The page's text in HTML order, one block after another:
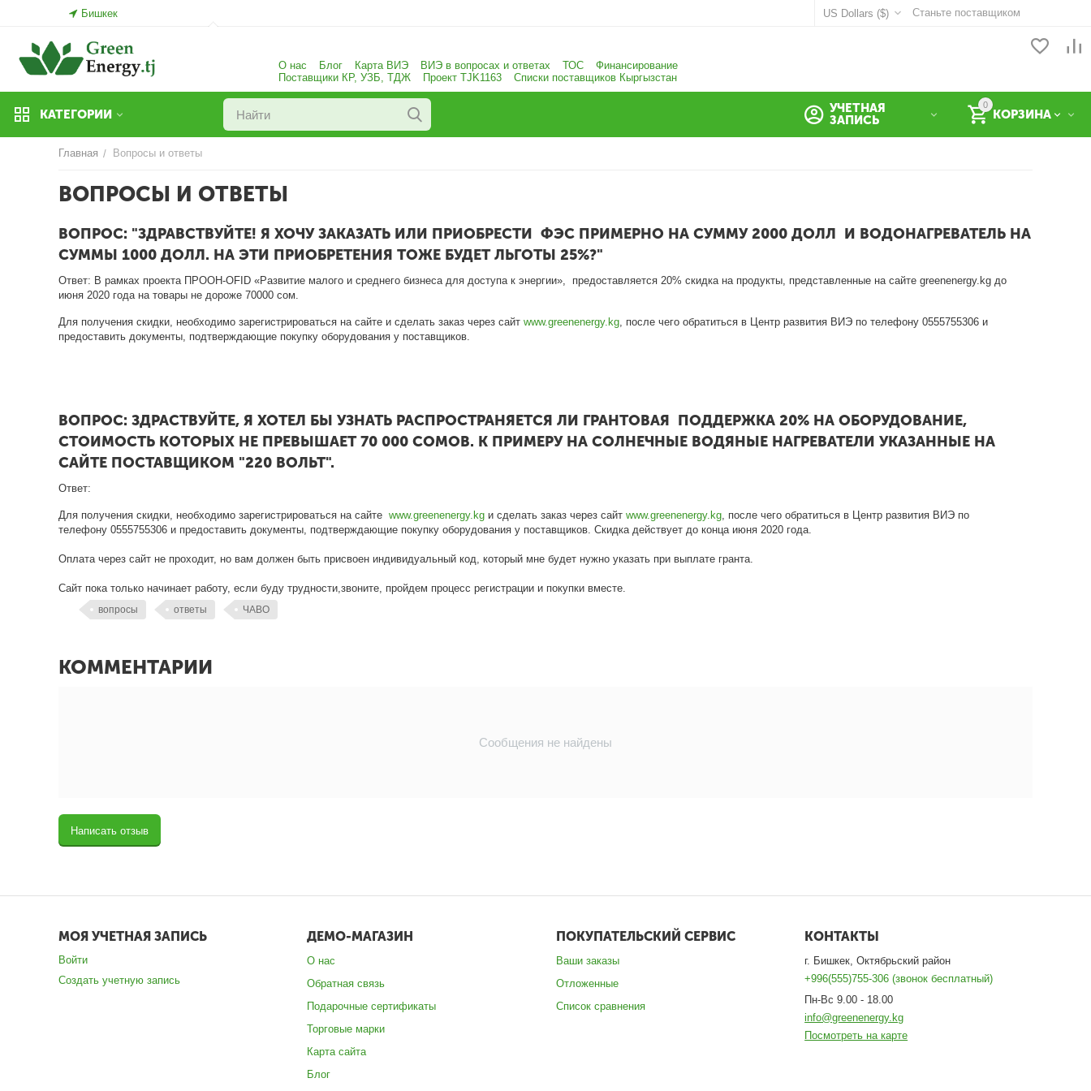
Бишкек Станьте поставщиком
US Dollars ($)
О нас Блог Карта ВИЭ ВИЭ в вопросах и ответах ТОС
Финансирование
Поставщики КР, УЗБ, ТДЖ
Проект TJK1163 Списки поставщиков Кыргызстан
КАТЕГОРИИ
0
КОРЗИНА
УЧЕТНАЯ
ЗАПИСЬ
Главная / Вопросы и ответы
ВОПРОСЫ И ОТВЕТЫ
ВОПРОС: "ЗДРАВСТВУЙТЕ! Я ХОЧУ ЗАКАЗАТЬ ИЛИ ПРИОБРЕСТИ ФЭС ПРИМЕРНО НА СУММУ 2000 ДОЛЛ И ВОДОНАГРЕВАТЕЛЬ НА
СУММЫ 1000 ДОЛЛ. НА ЭТИ ПРИОБРЕТЕНИЯ ТОЖЕ БУДЕТ ЛЬГОТЫ 25%?"
Ответ: В рамках проекта ПРООН-OFID «Развитие малого и среднего бизнеса для доступа к энергии», предоставляется 20% скидка на продукты, представленные на сайте greenenergy.kg до
июня 2020 года на товары не дороже 70000 сом.
Для получения скидки, необходимо зарегистрироваться на сайте и сделать заказ через сайт www.greenenergy.kg, после чего обратиться в Центр развития ВИЭ по телефону 0555755306 и
предоставить документы, подтверждающие покупку оборудования у поставщиков.
ВОПРОС: ЗДРАСТВУЙТЕ, Я ХОТЕЛ БЫ УЗНАТЬ РАСПРОСТРАНЯЕТСЯ ЛИ ГРАНТОВАЯ ПОДДЕРЖКА 20% НА ОБОРУДОВАНИЕ,
СТОИМОСТЬ КОТОРЫХ НЕ ПРЕВЫШАЕТ 70 000 СОМОВ. К ПРИМЕРУ НА СОЛНЕЧНЫЕ ВОДЯНЫЕ НАГРЕВАТЕЛИ УКАЗАННЫЕ НА
САЙТЕ ПОСТАВЩИКОМ "220 ВОЛЬТ".
Ответ:
Для получения скидки, необходимо зарегистрироваться на сайте www.greenenergy.kg и сделать заказ через сайт www.greenenergy.kg, после чего обратиться в Центр развития ВИЭ по
телефону 0555755306 и предоставить документы, подтверждающие покупку оборудования у поставщиков. Скидка действует до конца июня 2020 года.
Оплата через сайт не проходит, но вам должен быть присвоен индивидуальный код, который мне будет нужно указать при выплате гранта.
Сайт пока только начинает работу, если буду трудности,звоните, пройдем процесс регистрации и покупки вместе.
вопросы ответы ЧАВО
КОММЕНТАРИИ
Сообщения не найдены
Написать отзыв
МОЯ УЧЕТНАЯ ЗАПИСЬ
Войти
Создать учетную запись
ДЕМО-МАГАЗИН
О нас
Обратная связь
Подарочные сертификаты
Торговые марки
Карта сайта
Блог
ПОКУПАТЕЛЬСКИЙ СЕРВИС
Ваши заказы
Отложенные
Список сравнения
КОНТАКТЫ
г. Бишкек, Октябрьский район
+996(555)755-306 (звонок бесплатный)
Пн-Вс 9.00 - 18.00
info@greenenergy.kg
Посмотреть на карте